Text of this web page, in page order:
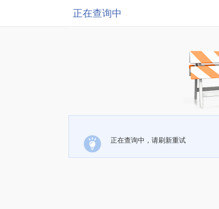
正在查询中
正在查询中，请刷新重试